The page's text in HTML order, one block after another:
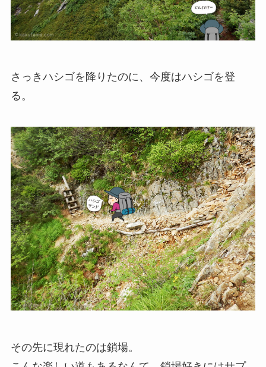
さっきハシゴを降りたのに、今度はハシゴを登
る。
その先に現れたのは鎖場。